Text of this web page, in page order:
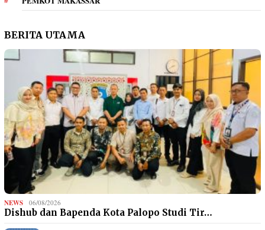
BERITA UTAMA
NEWS 06/08/2026
Dishub dan Bapenda Kota Palopo Studi Tir…